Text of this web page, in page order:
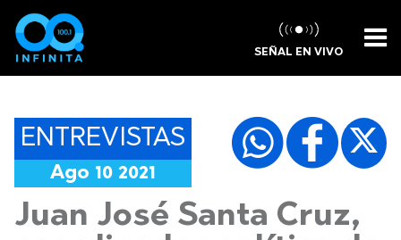
SEÑAL EN VIVO
ENTREVISTAS
Ago 10 2021
Juan José Santa Cruz,